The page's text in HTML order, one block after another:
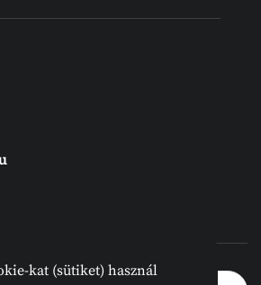
kat (sütiket) használ